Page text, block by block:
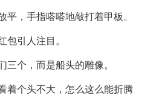
平，手指嗒嗒地敲打着甲板。
包引人注目。
三个，而是船头的雕像。
着个头不大，怎么这么能折腾